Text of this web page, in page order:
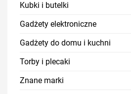
Kubki i butelki
Gadżety elektroniczne
Gadżety do domu i kuchni
Torby i plecaki
Znane marki